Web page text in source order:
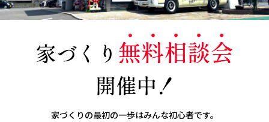
家づくりの最初の一歩はみんな初心者です。